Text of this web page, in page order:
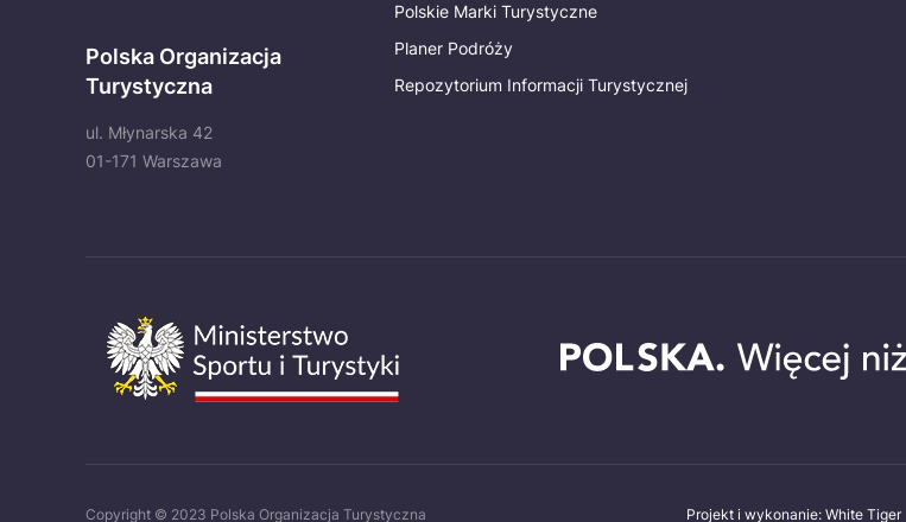
Polska Organizacja
Turystyczna
ul. Młynarska 42
01-171 Warszawa
Polskie Marki Turystyczne
Planer Podróży
Repozytorium Informacji Turystycznej
Copyright © 2023 Polska Organizacja Turystyczna Projekt i wykonanie: White Tiger